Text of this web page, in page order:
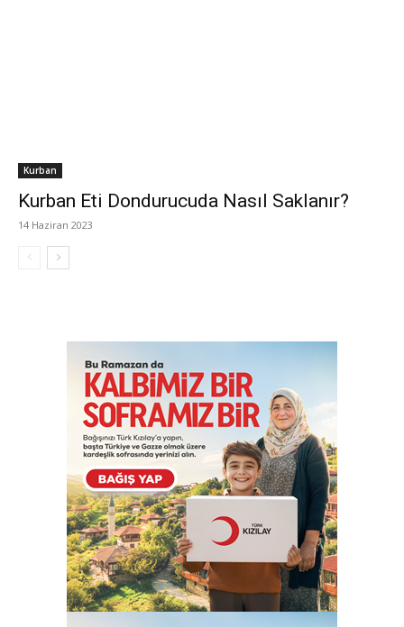
Kurban
Kurban Eti Dondurucuda Nasıl Saklanır?
14 Haziran 2023